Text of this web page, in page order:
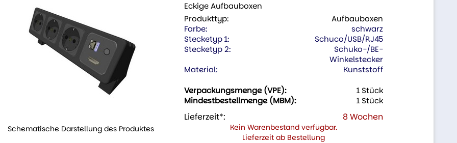
Schematische Darstellung des Produktes
Eckige Aufbauboxen
Produkttyp:
Aufbauboxen
Farbe:
schwarz
Stecketyp 1:
Schuco/USB/RJ45
Stecketyp 2:
Schuko-/BE-
Winkelstecker
Material:
Kunststoff
Verpackungsmenge (VPE):
1 Stück
Mindestbestellmenge (MBM):
1 Stück
Lieferzeit*: 8 Wochen
Kein Warenbestand verfügbar.
Lieferzeit ab Bestellung